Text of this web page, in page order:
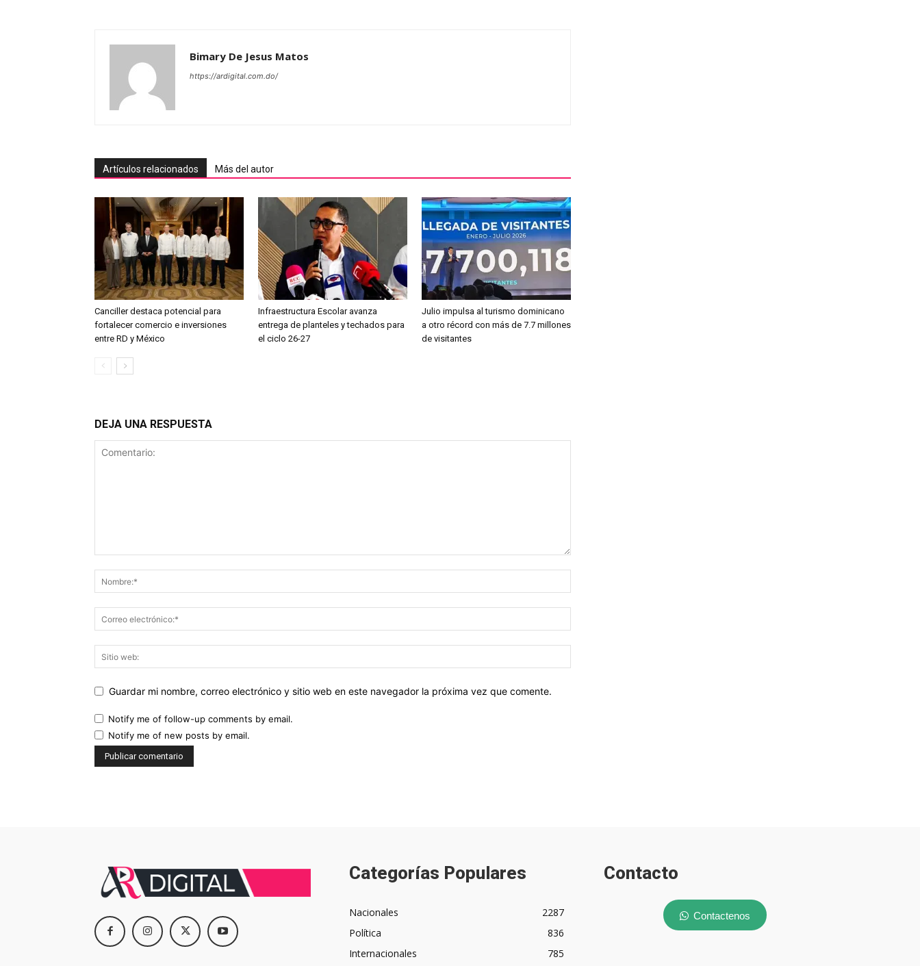
Bimary De Jesus Matos
https://ardigital.com.do/
Artículos relacionados Más del autor
Canciller destaca potencial para
fortalecer comercio e inversiones
entre RD y México
Infraestructura Escolar avanza
entrega de planteles y techados para
el ciclo 26-27
Julio impulsa al turismo dominicano
a otro récord con más de 7.7 millones
de visitantes
DEJA UNA RESPUESTA
Guardar mi nombre, correo electrónico y sitio web en este navegador la próxima vez que comente.
Notify me of follow-up comments by email.
Notify me of new posts by email.
Categorías Populares
Nacionales
2287
Política
836
Internacionales
785
Contacto
Contactenos